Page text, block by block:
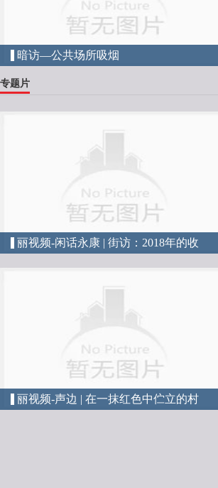
暗访—公共场所吸烟
专题片
丽视频-闲话永康 | 街访：2018年的收
丽视频-声边 | 在一抹红色中伫立的村